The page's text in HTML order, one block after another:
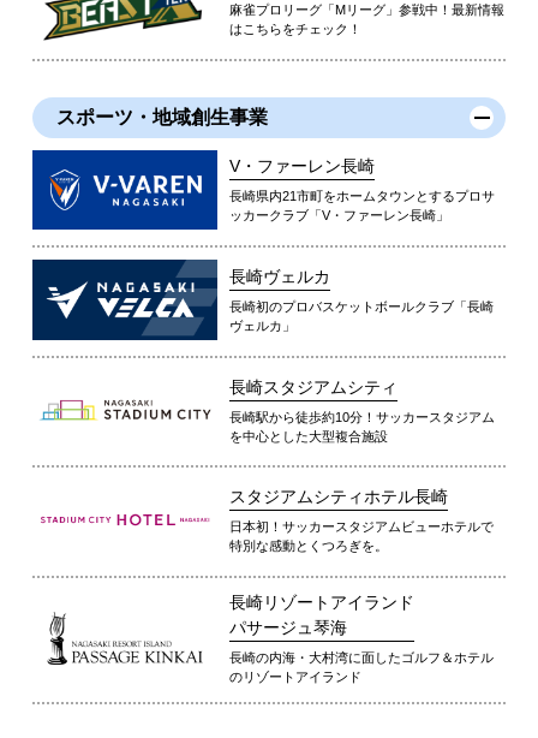
麻雀プロリーグ「Mリーグ」参戦中！最新情報
はこちらをチェック！
スポーツ・地域創生事業
V・ファーレン長崎
長崎県内21市町をホームタウンとするプロサ
ッカークラブ「V・ファーレン長崎」
長崎ヴェルカ
長崎初のプロバスケットボールクラブ「長崎
ヴェルカ」
長崎スタジアムシティ
長崎駅から徒歩約10分！サッカースタジアム
を中心とした大型複合施設
スタジアムシティホテル長崎
日本初！サッカースタジアムビューホテルで
特別な感動とくつろぎを。
長崎リゾートアイランド
パサージュ琴海
長崎の内海・大村湾に面したゴルフ＆ホテル
のリゾートアイランド